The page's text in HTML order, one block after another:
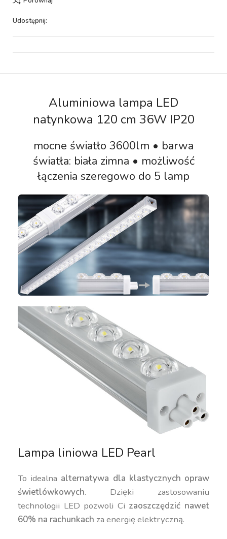
Udostępnij:
Aluminiowa lampa LED
natynkowa 120 cm 36W IP20
mocne światło 3600lm • barwa
światła: biała zimna • możliwość
łączenia szeregowo do 5 lamp
Lampa liniowa LED Pearl
To idealna alternatywa dla klastycznych opraw
świetlówkowych. Dzięki zastosowaniu
technologii LED pozwoli Ci zaoszczędzić nawet
60% na rachunkach za energię elektryczną.